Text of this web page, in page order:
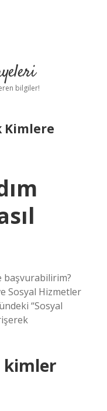
bilgiler!
Kimlere
başvurabilirim?
Sosyal Hizmetler
“Sosyal
kimler